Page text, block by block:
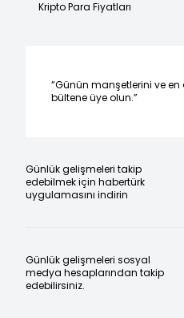
Kripto Para Fiyatları
“Günün manşetlerini ve
bültene üye olun.”
Günlük gelişmeleri takip
edebilmek için habertürk
uygulamasını indirin
Günlük gelişmeleri sosyal
medya hesaplarından takip
edebilirsiniz.